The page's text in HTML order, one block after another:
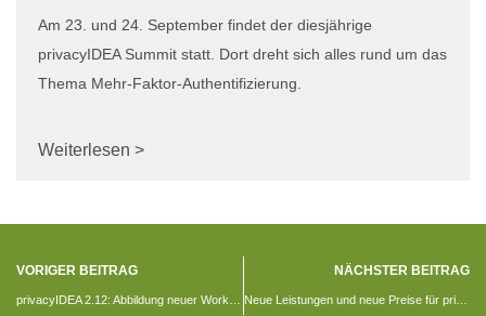
Am 23. und 24. September findet der diesjährige
privacyIDEA Summit statt. Dort dreht sich alles rund um das
Thema Mehr-Faktor-Authentifizierung.
Weiterlesen >
VORIGER BEITRAG NÄCHSTER BEITRAG
Neue Leistungen und neue Preise für privacyIDEA SLA